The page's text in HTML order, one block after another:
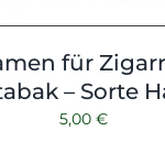
für
– Sorte
5,00 €